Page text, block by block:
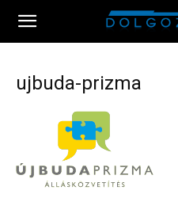
ujbuda-prizma